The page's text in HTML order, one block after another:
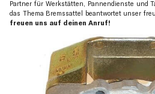
Partner für Werkstätten, Pannendienste und
das Thema Bremssattel beantwortet unser
freuen uns auf deinen Anruf!